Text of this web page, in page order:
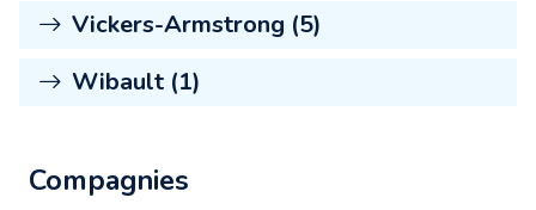
Vickers-Armstrong (5)
Wibault (1)
Compagnies